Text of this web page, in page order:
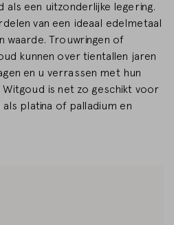
als een uitzonderlijke legering.
van een ideaal edelmetaal
waarde. Trouwringen of
kunnen over tientallen jaren
en u verrassen met hun
is net zo geschikt voor
platina of palladium en